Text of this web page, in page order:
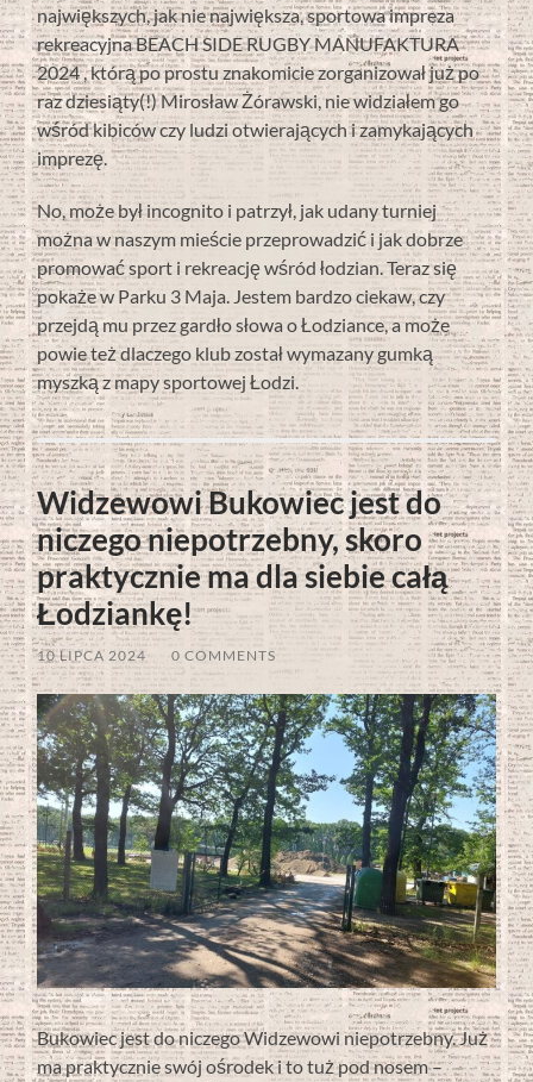
największych, jak nie największa, sportowa impreza
rekreacyjna BEACH SIDE RUGBY MANUFAKTURA
2024 , którą po prostu znakomicie zorganizował już po
raz dziesiąty(!) Mirosław Żórawski, nie widziałem go
wśród kibiców czy ludzi otwierających i zamykających
imprezę.
No, może był incognito i patrzył, jak udany turniej
można w naszym mieście przeprowadzić i jak dobrze
promować sport i rekreację wśród łodzian. Teraz się
pokaże w Parku 3 Maja. Jestem bardzo ciekaw, czy
przejdą mu przez gardło słowa o Łodziance, a może
powie też dlaczego klub został wymazany gumką
myszką z mapy sportowej Łodzi.
Widzewowi Bukowiec jest do
niczego niepotrzebny, skoro
praktycznie ma dla siebie całą
Łodziankę!
10 LIPCA 2024 0 COMMENTS
Bukowiec jest do niczego Widzewowi niepotrzebny. Już
ma praktycznie swój ośrodek i to tuż pod nosem –